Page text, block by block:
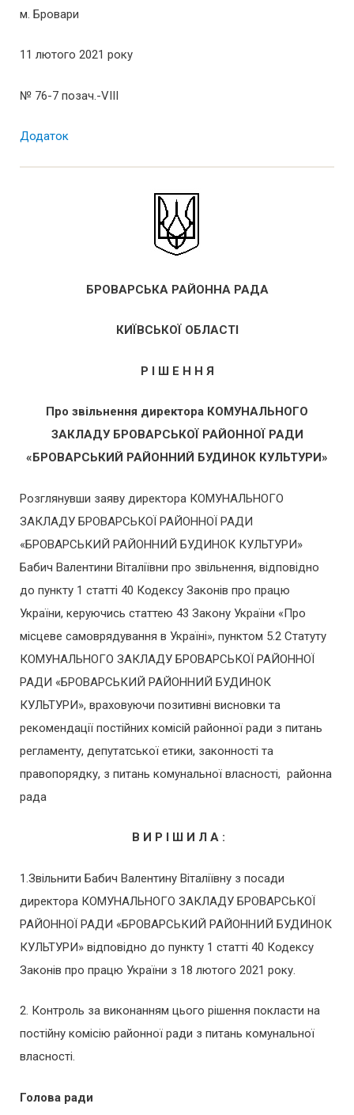
м. Бровари
11 лютого 2021 року
№ 76-7 позач.-VІІІ
Додаток
БРОВАРСЬКА РАЙОННА РАДА
КИЇВСЬКОЇ ОБЛАСТІ
Р І Ш Е Н Н Я
Про звільнення директора КОМУНАЛЬНОГО
ЗАКЛАДУ БРОВАРСЬКОЇ РАЙОННОЇ РАДИ
«БРОВАРСЬКИЙ РАЙОННИЙ БУДИНОК КУЛЬТУРИ»
Розглянувши заяву директора КОМУНАЛЬНОГО
ЗАКЛАДУ БРОВАРСЬКОЇ РАЙОННОЇ РАДИ
«БРОВАРСЬКИЙ РАЙОННИЙ БУДИНОК КУЛЬТУРИ»
Бабич Валентини Віталіївни про звільнення, відповідно
до пункту 1 статті 40 Кодексу Законів про працю
України, керуючись статтею 43 Закону України «Про
місцеве самоврядування в Україні», пунктом 5.2 Статуту
КОМУНАЛЬНОГО ЗАКЛАДУ БРОВАРСЬКОЇ РАЙОННОЇ
РАДИ «БРОВАРСЬКИЙ РАЙОННИЙ БУДИНОК
КУЛЬТУРИ», враховуючи позитивні висновки та
рекомендації постійних комісій районної ради з питань
регламенту, депутатської етики, законності та
правопорядку, з питань комунальної власності, районна
рада
В И Р І Ш И Л А :
1.Звільнити Бабич Валентину Віталіївну з посади
директора КОМУНАЛЬНОГО ЗАКЛАДУ БРОВАРСЬКОЇ
РАЙОННОЇ РАДИ «БРОВАРСЬКИЙ РАЙОННИЙ БУДИНОК
КУЛЬТУРИ» відповідно до пункту 1 статті 40 Кодексу
Законів про працю України з 18 лютого 2021 року.
2. Контроль за виконанням цього рішення покласти на
постійну комісію районної ради з питань комунальної
власності.
Голова ради